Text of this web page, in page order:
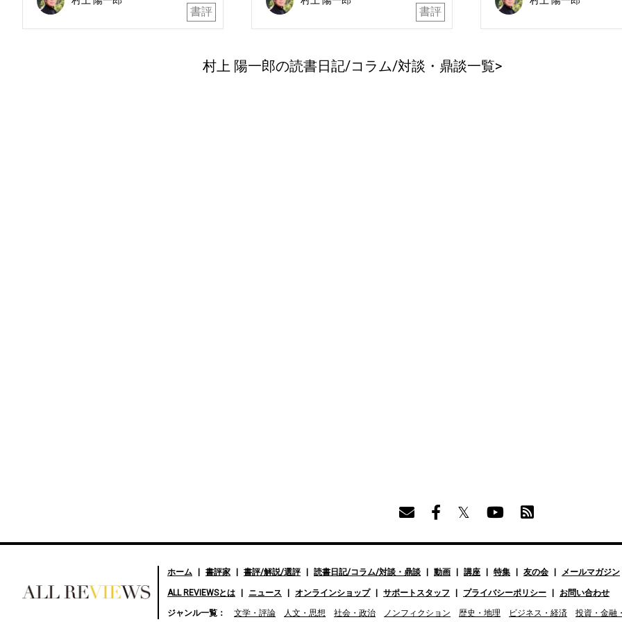
（みすず書房） ＜2＞石井 洋
二郎『大学の使命を問う』
書評
わけ』（築地書館） 、村田
純一、渡辺恒夫『心の哲学
ベンベ『黒人理性批判』（講
書評
木貞美『日本人の自
(作品社)、高橋義人
村上 陽一郎の読書日記/コラム/対談・鼎談一覧>
ホーム 書評家 書評/解説/選評 読書日記/コラム/対談・鼎談 動画 講座 特集 友の会 メールマガジン
ALL REVIEWSとは ニュース オンラインショップ サポートスタッフ プライバシーポリシー お問い合わせ
ジャンル一覧： 文学・評論 人文・思想 社会・政治 ノンフィクション 歴史・地理 ビジネス・経済 投資・金融